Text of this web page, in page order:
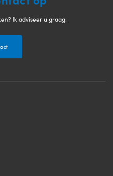
Ik adviseer u graag.